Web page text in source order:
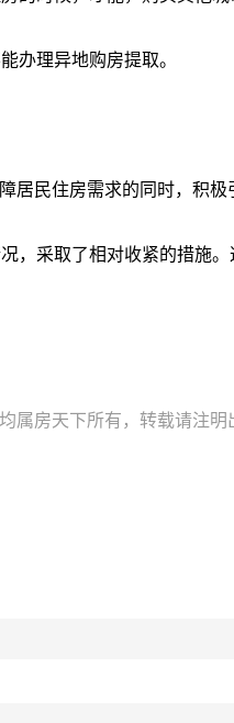
办理异地购房提取。
民住房需求的同时，积
采取了相对收紧的措施
房天下所有，转载请注